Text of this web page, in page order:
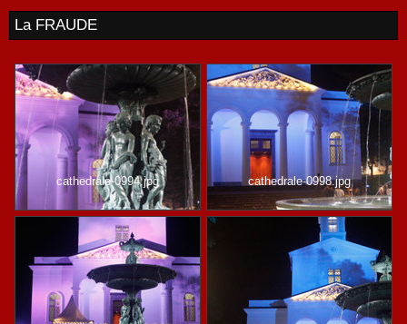
La FRAUDE
cathedrale-0994.jpg cathedrale-0998.jpg